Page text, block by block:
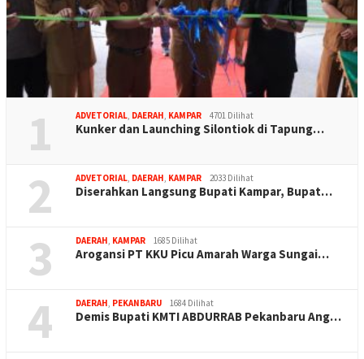
1 ADVETORIAL, DAERAH, KAMPAR 4701 Dilihat
Kunker dan Launching Silontiok di Tapung…
2 ADVETORIAL, DAERAH, KAMPAR 2033 Dilihat
Diserahkan Langsung Bupati Kampar, Bupat…
3 DAERAH, KAMPAR 1685 Dilihat
Arogansi PT KKU Picu Amarah Warga Sungai…
4 DAERAH, PEKANBARU 1684 Dilihat
Demis Bupati KMTI ABDURRAB Pekanbaru Ang…